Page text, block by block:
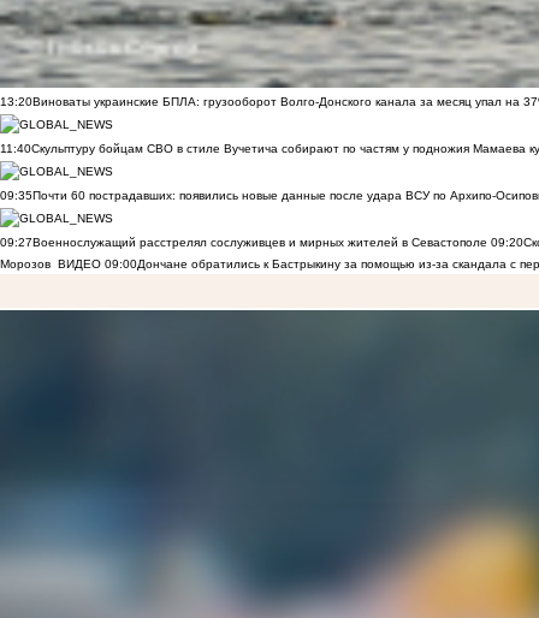
13:20Виноваты украинские БПЛА: грузооборот Волго-Донского канала за месяц упал на
11:40Скульптуру бойцам СВО в стиле Вучетича собирают по частям у подножия Мамаева
09:35Почти 60 пострадавших: появились новые данные после удара ВСУ по Архипо-
09:27Военнослужащий расстрелял сослуживцев и мирных жителей в Севастополе 09:20
Морозов ВИДЕО 09:00Дончане обратились к Бастрыкину за помощью из-за скандала с